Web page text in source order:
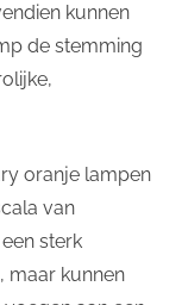
kunnen
de stemming
oranje lampen
van
sterk
maar kunnen